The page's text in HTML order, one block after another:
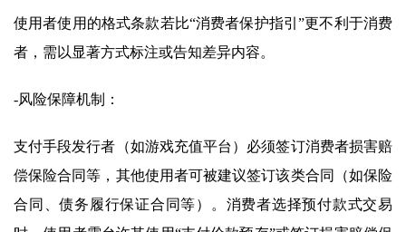
使用者使用的格式条款若比“消费者保护指引”更不利于消费
者，需以显著方式标注或告知差异内容。
-风险保障机制：
支付手段发行者（如游戏充值平台）必须签订消费者损害赔
偿保险合同等，其他使用者可被建议签订该类合同（如保险
合同、债务履行保证合同等）。消费者选择预付款式交易